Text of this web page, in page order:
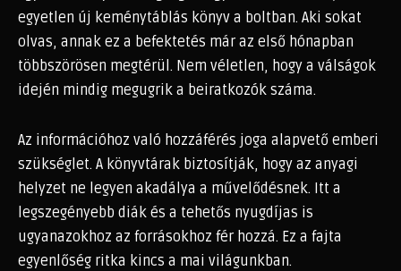
egyetlen új keménytáblás könyv a boltban. Aki sokat
olvas, annak ez a befektetés már az első hónapban
többszörösen megtérül. Nem véletlen, hogy a válságok
idején mindig megugrik a beiratkozók száma.
Az információhoz való hozzáférés joga alapvető emberi
szükséglet. A könyvtárak biztosítják, hogy az anyagi
helyzet ne legyen akadálya a művelődésnek. Itt a
legszegényebb diák és a tehetős nyugdíjas is
ugyanazokhoz az forrásokhoz fér hozzá. Ez a fajta
egyenlőség ritka kincs a mai világunkban.